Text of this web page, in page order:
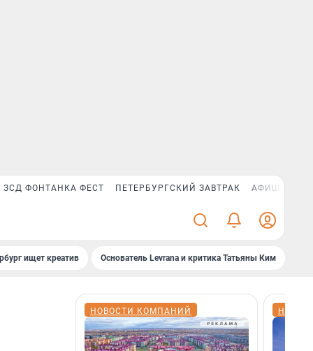
ЗСД ФОНТАНКА ФЕСТ ПЕТЕРБУРГСКИЙ ЗАВТРАК АФИША PLUS
ищет креатив Основатель Levrana и критика Татьяны Ким
НОВОСТИ КОМПАНИЙ